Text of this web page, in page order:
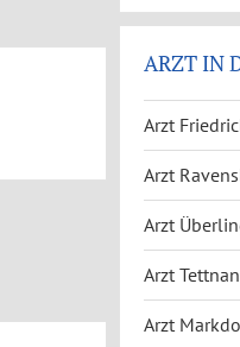
ARZT IN
Arzt
Arzt
Arzt
Arzt
Arzt